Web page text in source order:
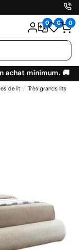
0 0 0
achat minimum. 🚚
de lit Très grands lits